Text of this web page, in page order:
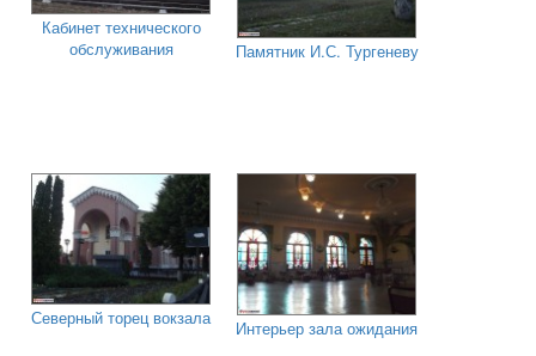
Кабинет технического
обслуживания
Памятник И.С. Тургеневу
Северный торец вокзала Интерьер зала ожидания